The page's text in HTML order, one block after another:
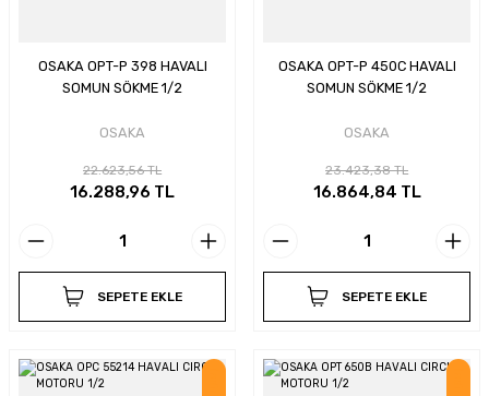
OSAKA OPT-P 398 HAVALI
SOMUN SÖKME 1/2
OSAKA
22.623,56 TL
16.288,96 TL
SEPETE EKLE
OSAKA OPT-P 450C HAVALI
SOMUN SÖKME 1/2
OSAKA
23.423,38 TL
16.864,84 TL
SEPETE EKLE